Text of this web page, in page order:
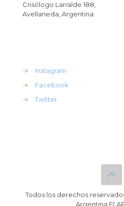
Crisólogo Larralde 188,
Avellaneda, Argentina
→
Instagram
→
Facebook
→
Twitter
Todos los derechos
Argentina